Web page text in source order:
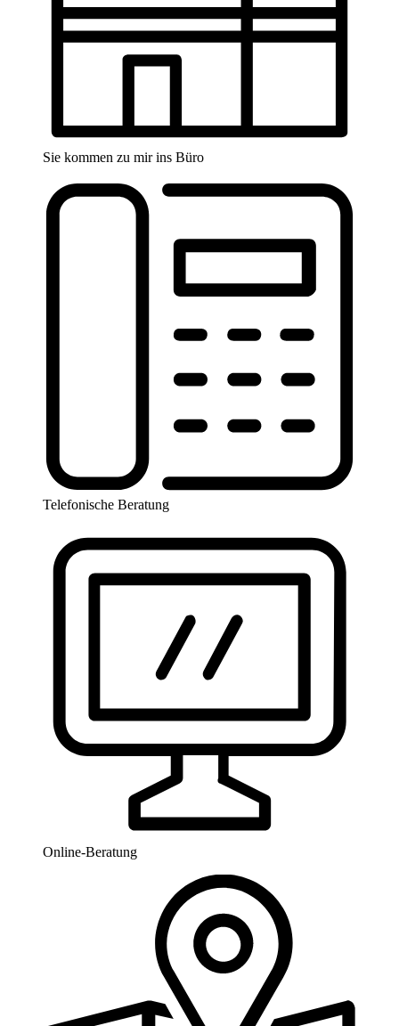
Sie kommen zu mir ins Büro
Telefonische Beratung
Online-Beratung